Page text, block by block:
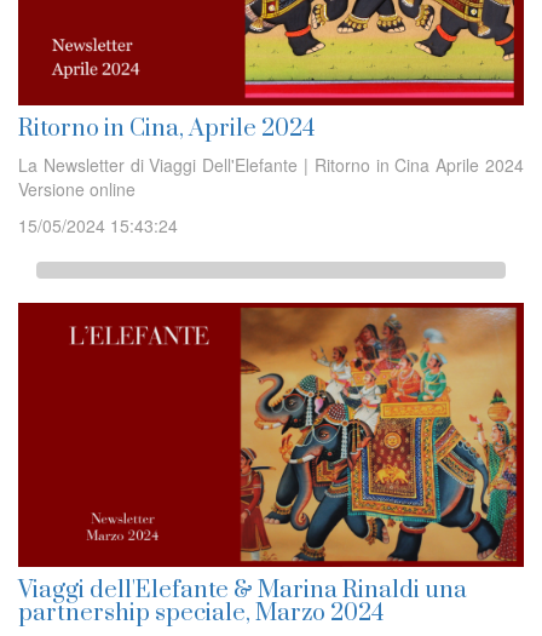
Ritorno in Cina, Aprile 2024
La Newsletter di Viaggi Dell'Elefante | Ritorno in Cina Aprile 2024
Versione online
15/05/2024 15:43:24
Viaggi dell'Elefante & Marina Rinaldi una
partnership speciale, Marzo 2024